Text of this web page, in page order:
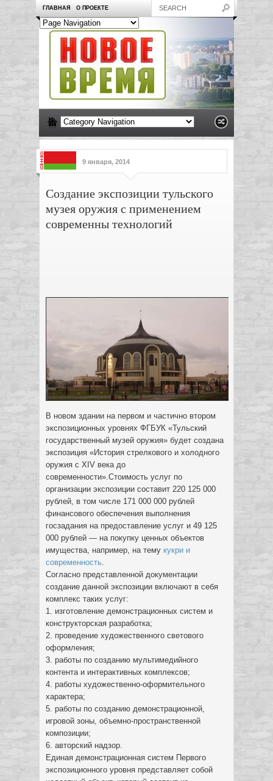
ГЛАВНАЯ О ПРОЕКТЕ
9 января, 2014
Создание экспозиции тульского
музея оружия с применением
современны технологий
В новом здании на первом и частично втором
экспозиционных уровнях ФГБУК «Тульский
государственный музей оружия» будет создана
экспозиция «История стрелкового и холодного
оружия с XIV века до
современности».Стоимость услуг по
организации экспозиции составит 220 125 000
рублей, в том числе 171 000 000 рублей
финансового обеспечения выполнения
госзадания на предоставление услуг и 49 125
000 рублей — на покупку ценных объектов
имущества, например, на тему кукри и
современность.
Согласно представленной документации
создание данной экспозиции включают в себя
комплекс таких услуг:
1. изготовление демонстрационных систем и
конструкторская разработка;
2. проведение художественного светового
оформления;
3. работы по созданию мультимедийного
контента и интерактивных комплексов;
4. работы художественно-оформительного
характера;
5. работы по созданию демонстрационной,
игровой зоны, объемно-пространственной
композиции;
6. авторский надзор.
Единая демонстрационная систем Первого
экспозиционного уровня представляет собой